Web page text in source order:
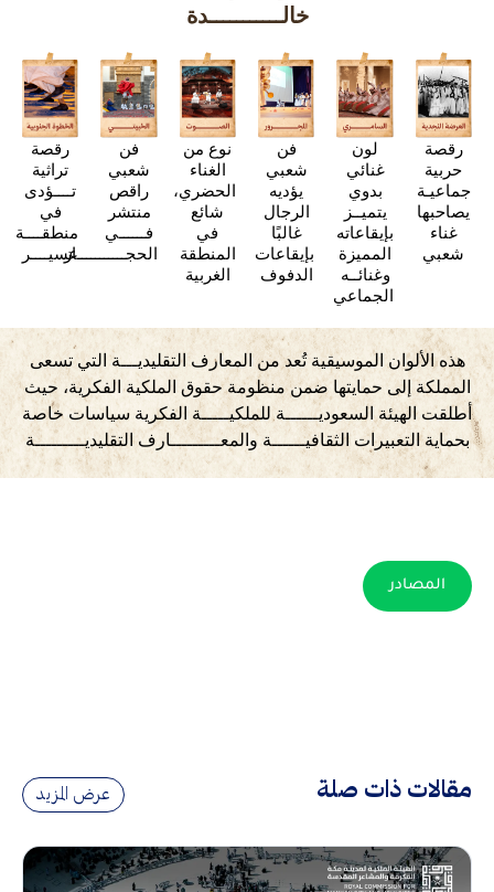
خالـــــــــــدة
رقصة
حربية
جماعيـة
يصاحبها
غناء
شعبي
لون
غنائي
بدوي
يتميــز
بإيقاعاته
المميزة
وغنائــه
الجماعي
فن
شعبي
يؤديه
الرجال
غالبًا
بإيقاعات
الدفوف
نوع من
الغناء
الحضري،
شائع
في
المنطقة
الغربية
فن
شعبي
راقص
منتشر
فــــــي
الحجـــــــــــاز
رقصة
تراثية
تــــؤدى
في
منطقــــة
عسيــــر
هذه الألوان الموسيقية تُعد من المعارف التقليديـــة التي تسعى
المملكة إلى حمايتها ضمن منظومة حقوق الملكية الفكرية، حيث
أطلقت الهيئة السعوديــــــة للملكيـــــة الفكرية سياسات خاصة
بحماية التعبيرات الثقافيــــــة والمعـــــــــارف التقليديـــــــــة
المصادر
مقالات ذات صلة عرض المزيد